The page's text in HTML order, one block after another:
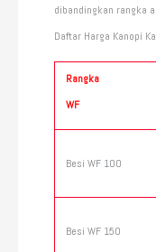
dibandingkan rangka
Daftar Harga Kanopi
Rangka
WF
Besi WF 100
Besi WF 150